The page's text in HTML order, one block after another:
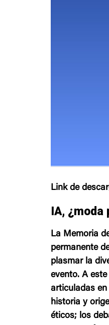
Link de
IA,
La Memoria
permanente
plasmar la
evento. A
articuladas en
historia y
éticos; los